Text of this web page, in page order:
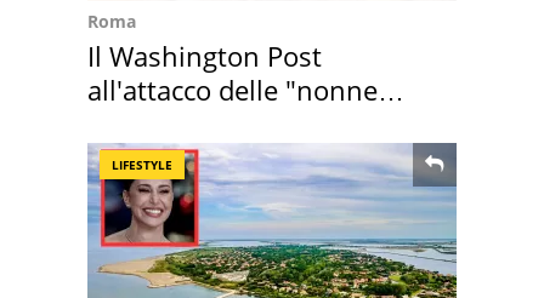
Roma
Il Washington Post
all'attacco delle "nonne
LIFESTYLE